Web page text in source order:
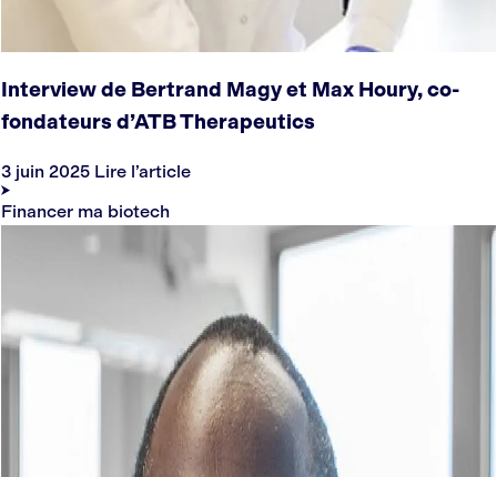
Interview de Bertrand Magy et Max Houry, co-
fondateurs d’ATB Therapeutics
3 juin 2025 Lire l’article
Financer ma biotech